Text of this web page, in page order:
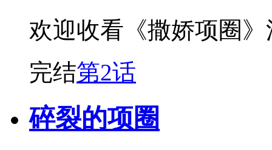
欢迎收看《撒娇项圈
完结第2话
碎裂的项圈